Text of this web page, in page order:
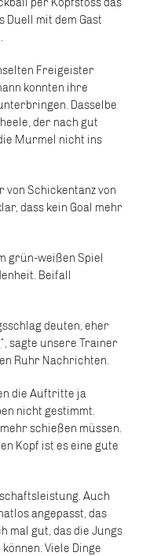
mit dem Gast
Freigeister
konnten ihre
Dasselbe
der nach gut
Murmel nicht ins
von Schickentanz von
dass kein Goal mehr
grün-weißen Spiel
Beifall
deuten, eher
sagte unsere Trainer
Ruhr Nachrichten.
die Auftritte ja
nicht gestimmt.
schießen müssen.
Kopf ist es eine gute
Auch
angepasst, das
mal gut, das die Jungs
Viele Dinge